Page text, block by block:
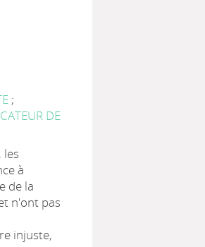
;
DE
les
à
de la
n'ont pas
injuste,